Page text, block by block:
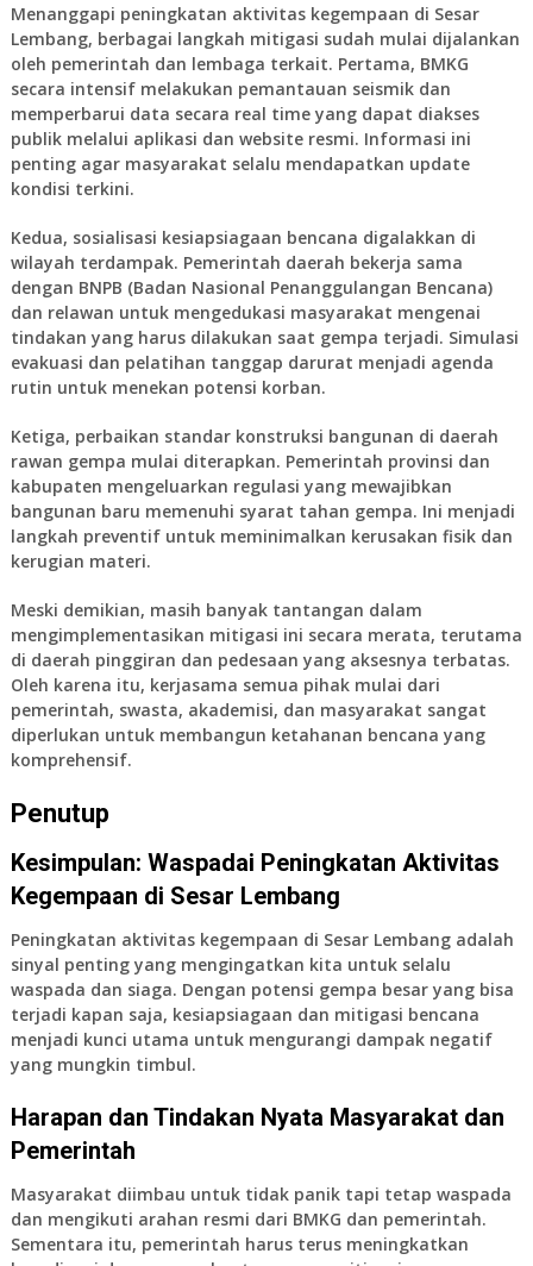
Menanggapi peningkatan aktivitas kegempaan di Sesar
Lembang, berbagai langkah mitigasi sudah mulai dijalankan
oleh pemerintah dan lembaga terkait. Pertama, BMKG
secara intensif melakukan pemantauan seismik dan
memperbarui data secara real time yang dapat diakses
publik melalui aplikasi dan website resmi. Informasi ini
penting agar masyarakat selalu mendapatkan update
kondisi terkini.
Kedua, sosialisasi kesiapsiagaan bencana digalakkan di
wilayah terdampak. Pemerintah daerah bekerja sama
dengan BNPB (Badan Nasional Penanggulangan Bencana)
dan relawan untuk mengedukasi masyarakat mengenai
tindakan yang harus dilakukan saat gempa terjadi. Simulasi
evakuasi dan pelatihan tanggap darurat menjadi agenda
rutin untuk menekan potensi korban.
Ketiga, perbaikan standar konstruksi bangunan di daerah
rawan gempa mulai diterapkan. Pemerintah provinsi dan
kabupaten mengeluarkan regulasi yang mewajibkan
bangunan baru memenuhi syarat tahan gempa. Ini menjadi
langkah preventif untuk meminimalkan kerusakan fisik dan
kerugian materi.
Meski demikian, masih banyak tantangan dalam
mengimplementasikan mitigasi ini secara merata, terutama
di daerah pinggiran dan pedesaan yang aksesnya terbatas.
Oleh karena itu, kerjasama semua pihak mulai dari
pemerintah, swasta, akademisi, dan masyarakat sangat
diperlukan untuk membangun ketahanan bencana yang
komprehensif.
Penutup
Kesimpulan: Waspadai Peningkatan Aktivitas
Kegempaan di Sesar Lembang
Peningkatan aktivitas kegempaan di Sesar Lembang adalah
sinyal penting yang mengingatkan kita untuk selalu
waspada dan siaga. Dengan potensi gempa besar yang bisa
terjadi kapan saja, kesiapsiagaan dan mitigasi bencana
menjadi kunci utama untuk mengurangi dampak negatif
yang mungkin timbul.
Harapan dan Tindakan Nyata Masyarakat dan
Pemerintah
Masyarakat diimbau untuk tidak panik tapi tetap waspada
dan mengikuti arahan resmi dari BMKG dan pemerintah.
Sementara itu, pemerintah harus terus meningkatkan